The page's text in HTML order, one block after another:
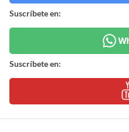
Suscríbete en:
Suscríbete en: